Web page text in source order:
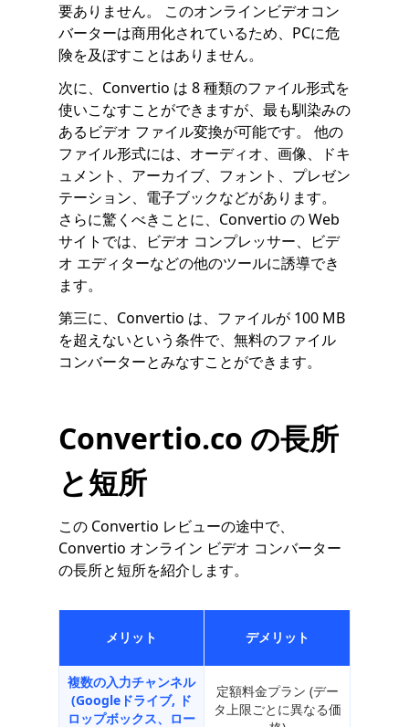
要ありません。 このオンラインビデオコン
バーターは商用化されているため、PCに危
険を及ぼすことはありません。
次に、Convertio は 8 種類のファイル形式を
使いこなすことができますが、最も馴染みの
あるビデオ ファイル変換が可能です。 他の
ファイル形式には、オーディオ、画像、ドキ
ュメント、アーカイブ、フォント、プレゼン
テーション、電子ブックなどがあります。
さらに驚くべきことに、Convertio の Web
サイトでは、ビデオ コンプレッサー、ビデ
オ エディターなどの他のツールに誘導でき
ます。
第三に、Convertio は、ファイルが 100 MB
を超えないという条件で、無料のファイル
コンバーターとみなすことができます。
Convertio.co の長所
と短所
この Convertio レビューの途中で、
Convertio オンライン ビデオ コンバーター
の長所と短所を紹介します。
メリット デメリット
複数の入力チャンネル
(Googleドライブ, ド
ロップボックス、ロー
定額料金プラン (デー
タ上限ごとに異なる価